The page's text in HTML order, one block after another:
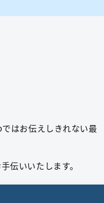
はお伝えしきれない最
伝いいたします。